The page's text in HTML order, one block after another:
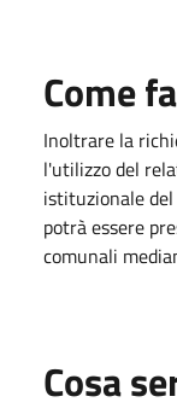
Come
Inoltrare la
l'utilizzo del
istituzionale
potrà essere
comunali
Cosa